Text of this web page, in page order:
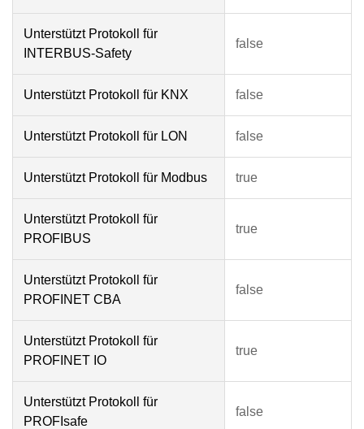
Unterstützt Protokoll für
INTERBUS-Safety
false
Unterstützt Protokoll für KNX false
Unterstützt Protokoll für LON false
Unterstützt Protokoll für Modbus true
Unterstützt Protokoll für
PROFIBUS
true
Unterstützt Protokoll für
PROFINET CBA
false
Unterstützt Protokoll für
PROFINET IO
true
Unterstützt Protokoll für
PROFIsafe
false